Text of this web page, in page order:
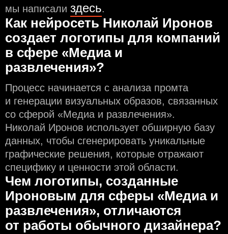
мы написали здесь.
Как нейросеть Николай Иронов
создаeт логотипы для компаний
в сфере «Медиа и
развлечения»?
Процесс начинается с анализа промта
и генерации визуальных образов, связанных
со сферой «Медиа и развлечения».
Николай Иронов использует обширную базу
данных, чтобы сгенерировать уникальные
графические решения, которые отражают
специфику и ценности этой области.
Чем логотипы, созданные
Ироновым для сферы «Медиа и
развлечения», отличаются
от работы обычного дизайнера?